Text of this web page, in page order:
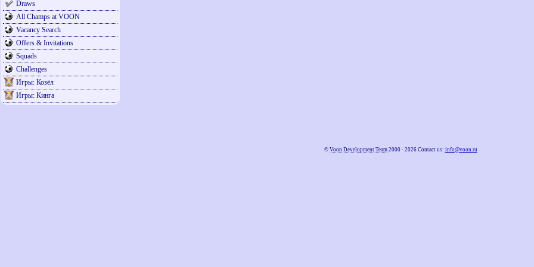
Draws
All Champs at VOON
Vacancy Search
Offers & Invitations
Squads
Challenges
Игры: Козёл
Игры: Кинга
© Voon Development Team2000 - 2026 Contact us: info@voon.ru